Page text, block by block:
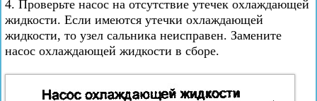
4. Проверьте насос на отсутствие утечек охлаждающей
жидкости. Если имеются утечки охлаждающей
жидкости, то узел сальника неисправен. Замените
насос охлаждающей жидкости в сборе.